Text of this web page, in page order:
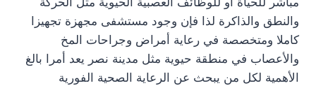
والنطق والذاكرة لذا فإن وجود مستشفى مجهزة تجهيزا
كاملا ومتخصصة في رعاية أمراض وجراحات المخ
والأعصاب في منطقة حيوية مثل مدينة نصر يعد أمرا بالغ
الأهمية لكل من يبحث عن الرعاية الصحية الفورية